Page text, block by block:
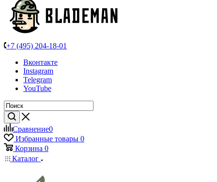
+7 (495) 204-18-01
Вконтакте
Instagram
Telegram
YouTube
Сравнение0
Избранные товары 0
Корзина 0
Каталог